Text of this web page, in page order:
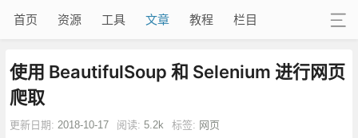
首页 资源 工具 文章 教程 栏目
使用 BeautifulSoup 和 Selenium 进行网页
爬取
更新日期: 2018-10-17 阅读: 5.2k 标签: 网页